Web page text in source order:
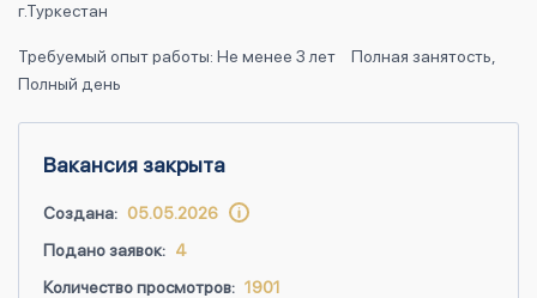
г.Туркестан
Требуемый опыт работы: Не менее 3 лет
Полная занятость,
Полный день
Вакансия закрыта
Создана: 05.05.2026
Подано заявок: 4
Количество просмотров: 1901